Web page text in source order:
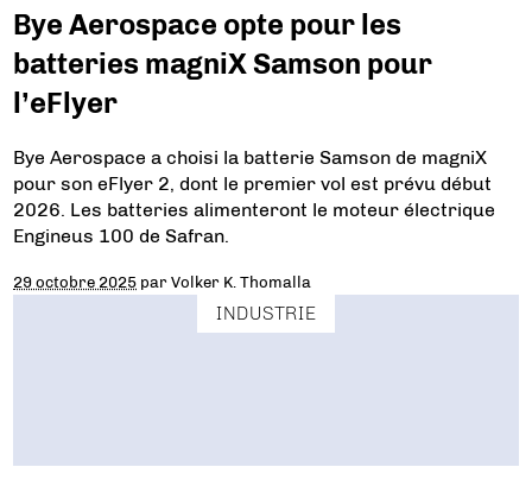
Bye Aerospace opte pour les
batteries magniX Samson pour
l’eFlyer
Bye Aerospace a choisi la batterie Samson de magniX
pour son eFlyer 2, dont le premier vol est prévu début
2026. Les batteries alimenteront le moteur électrique
Engineus 100 de Safran.
29 octobre 2025 parVolker K. Thomalla
INDUSTRIE